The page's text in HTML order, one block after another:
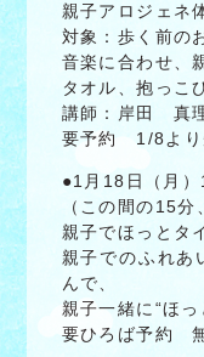
親子アロジェネ
対象：歩く前の
音楽に合わせ、
タオル、抱っこ
講師：岸田 真
要予約 1/8よ
●1月18日（月
（この間の15分
親子でほっとタ
親子でのふれあ
んで、
親子一緒に“ほっ
要ひろば予約